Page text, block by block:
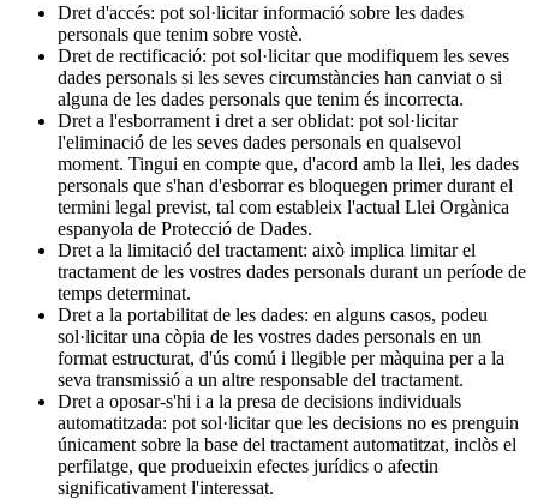
Dret d'accés: pot sol·licitar informació sobre les dades
personals que tenim sobre vostè.
Dret de rectificació: pot sol·licitar que modifiquem les seves
dades personals si les seves circumstàncies han canviat o si
alguna de les dades personals que tenim és incorrecta.
Dret a l'esborrament i dret a ser oblidat: pot sol·licitar
l'eliminació de les seves dades personals en qualsevol
moment. Tingui en compte que, d'acord amb la llei, les dades
personals que s'han d'esborrar es bloquegen primer durant el
termini legal previst, tal com estableix l'actual Llei Orgànica
espanyola de Protecció de Dades.
Dret a la limitació del tractament: això implica limitar el
tractament de les vostres dades personals durant un període de
temps determinat.
Dret a la portabilitat de les dades: en alguns casos, podeu
sol·licitar una còpia de les vostres dades personals en un
format estructurat, d'ús comú i llegible per màquina per a la
seva transmissió a un altre responsable del tractament.
Dret a oposar-s'hi i a la presa de decisions individuals
automatitzada: pot sol·licitar que les decisions no es prenguin
únicament sobre la base del tractament automatitzat, inclòs el
perfilatge, que produeixin efectes jurídics o afectin
significativament l'interessat.